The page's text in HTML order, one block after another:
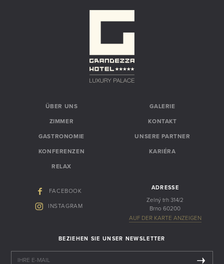
ÜBER UNS
ZIMMER
GASTRONOMIE
KONFERENZEN
RELAX
GALERIE
KONTAKT
UNSERE PARTNER
KARIÉRA
FACEBOOK
INSTAGRAM
ADRESSE
Zelný trh 314/2
Brno 60200
AUF DER KARTE ANZEIGEN
BEZIEHEN SIE UNSER NEWSLETTER